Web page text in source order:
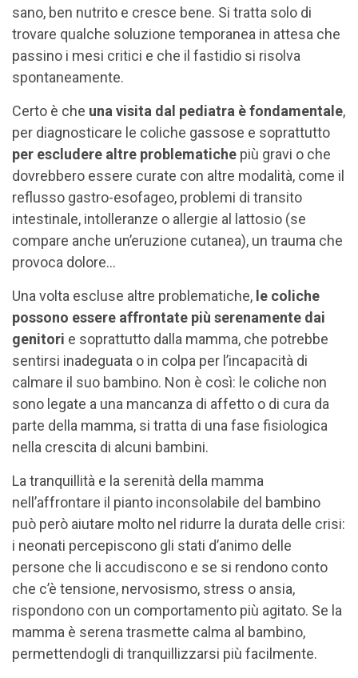
sano, ben nutrito e cresce bene. Si tratta solo di
trovare qualche soluzione temporanea in attesa che
passino i mesi critici e che il fastidio si risolva
spontaneamente.
Certo è che una visita dal pediatra è fondamentale,
per diagnosticare le coliche gassose e soprattutto
per escludere altre problematiche più gravi o che
dovrebbero essere curate con altre modalità, come il
reflusso gastro-esofageo, problemi di transito
intestinale, intolleranze o allergie al lattosio (se
compare anche un’eruzione cutanea), un trauma che
provoca dolore…
Una volta escluse altre problematiche, le coliche
possono essere affrontate più serenamente dai
genitori e soprattutto dalla mamma, che potrebbe
sentirsi inadeguata o in colpa per l’incapacità di
calmare il suo bambino. Non è così: le coliche non
sono legate a una mancanza di affetto o di cura da
parte della mamma, si tratta di una fase fisiologica
nella crescita di alcuni bambini.
La tranquillità e la serenità della mamma
nell’affrontare il pianto inconsolabile del bambino
può però aiutare molto nel ridurre la durata delle crisi:
i neonati percepiscono gli stati d’animo delle
persone che li accudiscono e se si rendono conto
che c’è tensione, nervosismo, stress o ansia,
rispondono con un comportamento più agitato. Se la
mamma è serena trasmette calma al bambino,
permettendogli di tranquillizzarsi più facilmente.